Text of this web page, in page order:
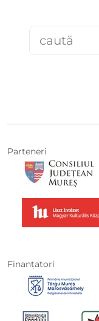
Parteneri
Finanţatori